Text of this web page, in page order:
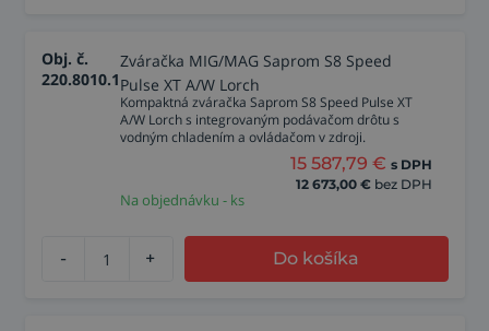
Obj. č.
220.8010.1
Zváračka MIG/MAG Saprom S8 Speed
Pulse XT A/W Lorch
Kompaktná zváračka Saprom S8 Speed Pulse XT
A/W Lorch s integrovaným podávačom drôtu s
vodným chladením a ovládačom v zdroji.
15 587,79 € s DPH
12 673,00 € bez DPH
Na objednávku - ks
- + Do košíka